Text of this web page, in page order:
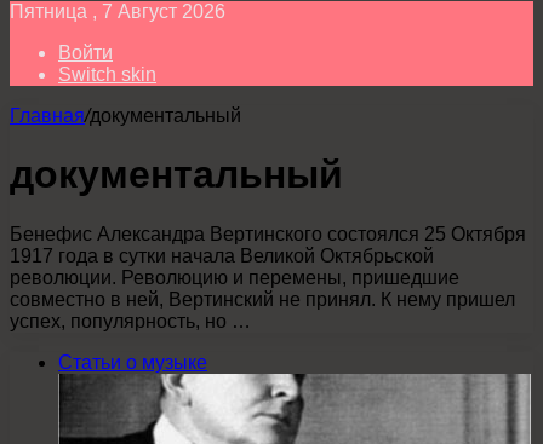
Пятница , 7 Август 2026
Войти
Switch skin
Главная/документальный
документальный
Бенефис Александра Вертинского состоялся 25 Октября
1917 года в сутки начала Великой Октябрьской
революции. Революцию и перемены, пришедшие
совместно в ней, Вертинский не принял. К нему пришел
успех, популярность, но …
Статьи о музыке